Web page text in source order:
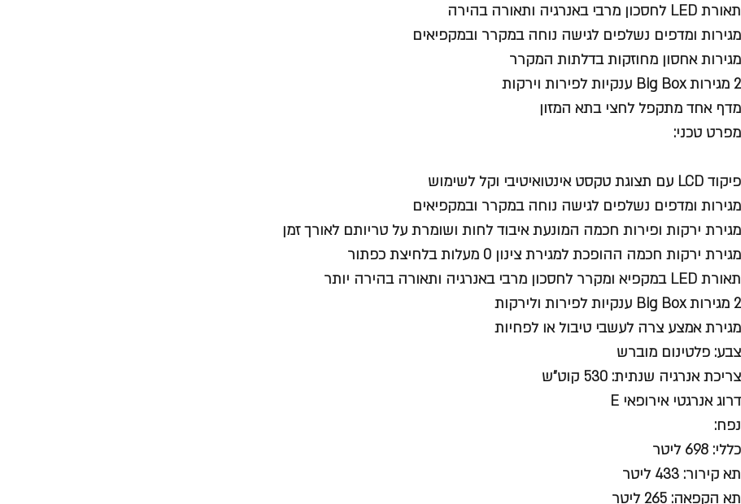
תאורת LED לחסכון מרבי באנרגיה ותאורה בהירה
מגירות ומדפים נשלפים לגישה נוחה במקרר ובמקפיאים
מגירות אחסון מחוזקות בדלתות המקרר
2 מגירות Big Box ענקיות לפירות וירקות
מדף אחד מתקפל לחצי בתא המזון
מפרט טכני:
פיקוד LCD עם תצוגת טקסט אינטואיטיבי וקל לשימוש
מגירות ומדפים נשלפים לגישה נוחה במקרר ובמקפיאים
מגירת ירקות ופירות חכמה המונעת איבוד לחות ושומרת על טריותם לאורך זמן
מגירת ירקות חכמה ההופכת למגירת צינון 0 מעלות בלחיצת כפתור
תאורת LED במקפיא ומקרר לחסכון מרבי באנרגיה ותאורה בהירה יותר
2 מגירות Big Box ענקיות לפירות ולירקות
מגירת אמצע צרה לעשבי טיבול או לפחיות
צבע: פלטינום מוברש
צריכת אנרגיה שנתית: 530 קוט"ש
דרוג אנרגטי אירופאי E
נפח:
כללי: 698 ליטר
תא קירור: 433 ליטר
תא הקפאה: 265 ליטר